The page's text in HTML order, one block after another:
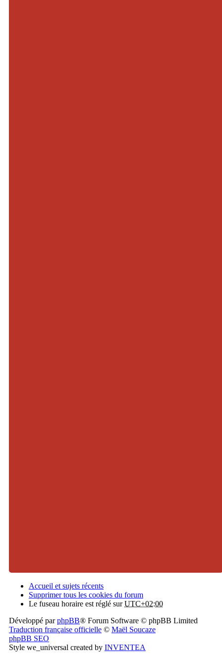
Accueil et sujets récents
Supprimer tous les cookies du forum
Le fuseau horaire est réglé surUTC+02:00
Développé parphpBB® Forum Software © phpBB Limited
Traduction française officielle © Maël Soucaze
phpBB SEO
Style we_universal created by INVENTEA